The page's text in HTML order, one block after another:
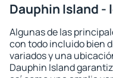
Dauphin Island -
Algunas de las
con todo incluido bien
variados y una
Dauphin Island